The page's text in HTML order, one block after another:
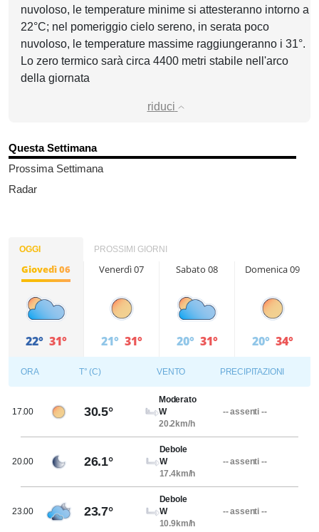
nuvoloso, le temperature minime si attesteranno intorno a
22°C; nel pomeriggio cielo sereno, in serata poco
nuvoloso, le temperature massime raggiungeranno i 31°.
Lo zero termico sarà circa 4400 metri stabile nell'arco
della giornata
riduci
Questa Settimana
Prossima Settimana
Radar
OGGI PROSSIMI GIORNI
Giovedì 06
22° 31°
Venerdì 07
21° 31°
Sabato 08
20° 31°
Domenica 09
20° 34°
ORA T° (C) VENTO PRECIPITAZIONI
17.00 30.5°
Moderato
W
20.2km/h
-- assenti --
20.00 26.1°
Debole
W
17.4km/h
-- assenti --
23.00 23.7°
Debole
W
10.9km/h
-- assenti --